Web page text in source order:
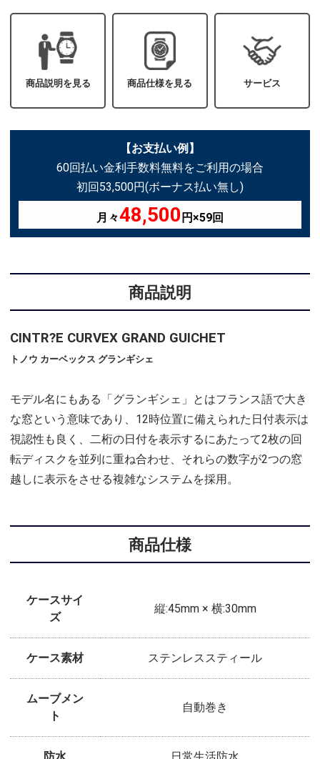
商品説明を見る 商品仕様を見る サービス
【お支払い例】
60回払い金利手数料無料をご利用の場合
初回53,500円(ボーナス払い無し)
月々48,500 円×59回
商品説明
CINTR?E CURVEX GRAND GUICHET
トノウ カーベックス グランギシェ
モデル名にもある「グランギシェ」とはフランス語で大き
な窓という意味であり、12時位置に備えられた日付表示は
視認性も良く、二桁の日付を表示するにあたって2枚の回
転ディスクを並列に重ね合わせ、それらの数字が2つの窓
越しに表示をさせる複雑なシステムを採用。
商品仕様
ケースサイ
ズ
縦:45mm × 横:30mm
ケース素材 ステンレススティール
ムーブメン
ト
自動巻き